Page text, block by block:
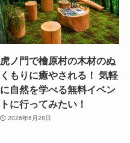
虎ノ門で檜原村の木材のぬ
くもりに癒やされる！ 気軽
に自然を学べる無料イベン
トに行ってみたい！
2026年6月28日